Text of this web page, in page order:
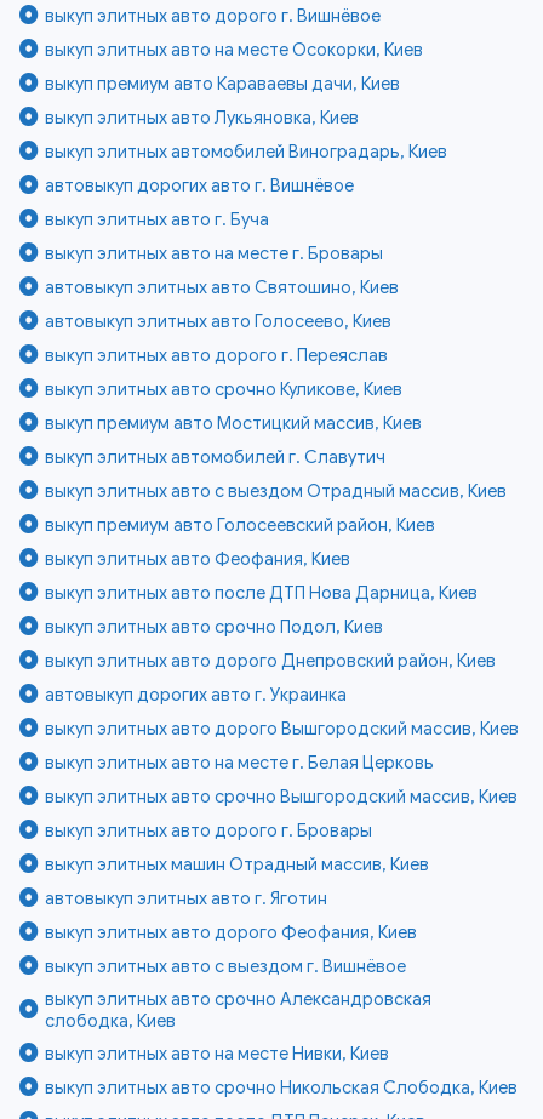
выкуп элитных авто дорого г. Вишнёвое
выкуп элитных авто на месте Осокорки, Киев
выкуп премиум авто Караваевы дачи, Киев
выкуп элитных авто Лукьяновка, Киев
выкуп элитных автомобилей Виноградарь, Киев
автовыкуп дорогих авто г. Вишнёвое
выкуп элитных авто г. Буча
выкуп элитных авто на месте г. Бровары
автовыкуп элитных авто Святошино, Киев
автовыкуп элитных авто Голосеево, Киев
выкуп элитных авто дорого г. Переяслав
выкуп элитных авто срочно Куликове, Киев
выкуп премиум авто Мостицкий массив, Киев
выкуп элитных автомобилей г. Славутич
выкуп элитных авто с выездом Отрадный массив, Киев
выкуп премиум авто Голосеевский район, Киев
выкуп элитных авто Феофания, Киев
выкуп элитных авто после ДТП Нова Дарница, Киев
выкуп элитных авто срочно Подол, Киев
выкуп элитных авто дорого Днепровский район, Киев
автовыкуп дорогих авто г. Украинка
выкуп элитных авто дорого Вышгородский массив, Киев
выкуп элитных авто на месте г. Белая Церковь
выкуп элитных авто срочно Вышгородский массив, Киев
выкуп элитных авто дорого г. Бровары
выкуп элитных машин Отрадный массив, Киев
автовыкуп элитных авто г. Яготин
выкуп элитных авто дорого Феофания, Киев
выкуп элитных авто с выездом г. Вишнёвое
выкуп элитных авто срочно Александровская
слободка, Киев
выкуп элитных авто на месте Нивки, Киев
выкуп элитных авто срочно Никольская Слободка, Киев